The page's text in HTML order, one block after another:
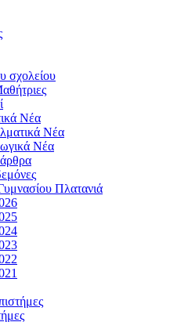
σχολείου
Νέα
Νέα
Νέα
Πλατανιά